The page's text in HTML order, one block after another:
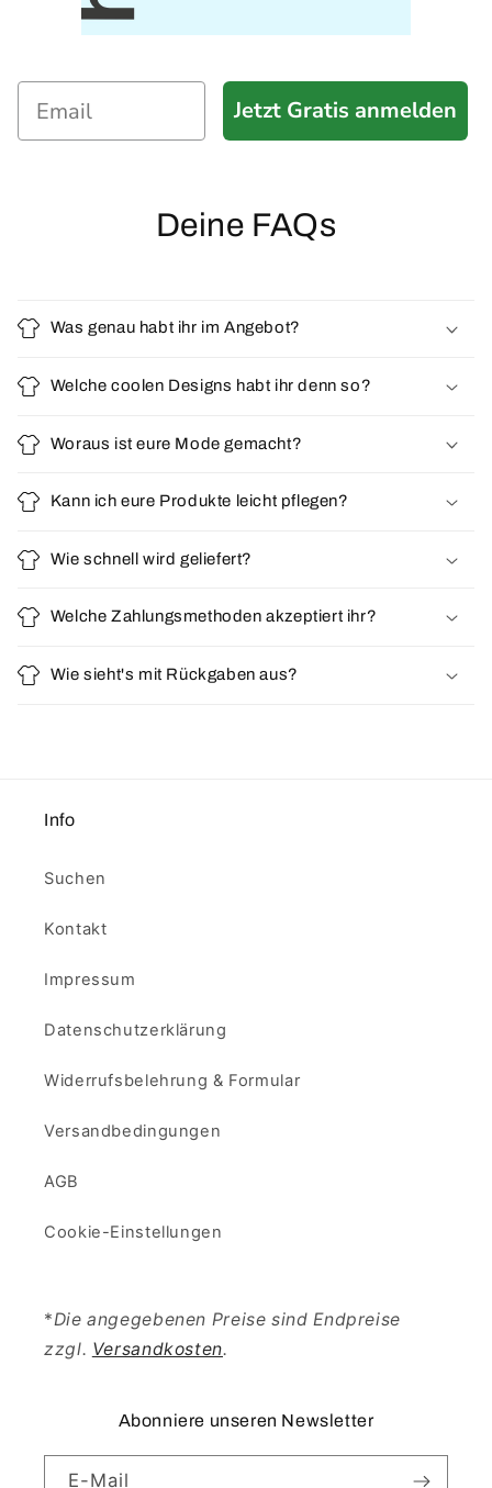
Jetzt Gratis anmelden
Deine FAQs
Was genau habt ihr im Angebot?
Welche coolen Designs habt ihr denn so?
Woraus ist eure Mode gemacht?
Kann ich eure Produkte leicht pflegen?
Wie schnell wird geliefert?
Welche Zahlungsmethoden akzeptiert ihr?
Wie sieht's mit Rückgaben aus?
Info
Suchen
Kontakt
Impressum
Datenschutzerklärung
Widerrufsbelehrung & Formular
Versandbedingungen
AGB
Cookie-Einstellungen
*Die angegebenen Preise sind Endpreise
zzgl. Versandkosten.
Abonniere unseren Newsletter
E-Mail